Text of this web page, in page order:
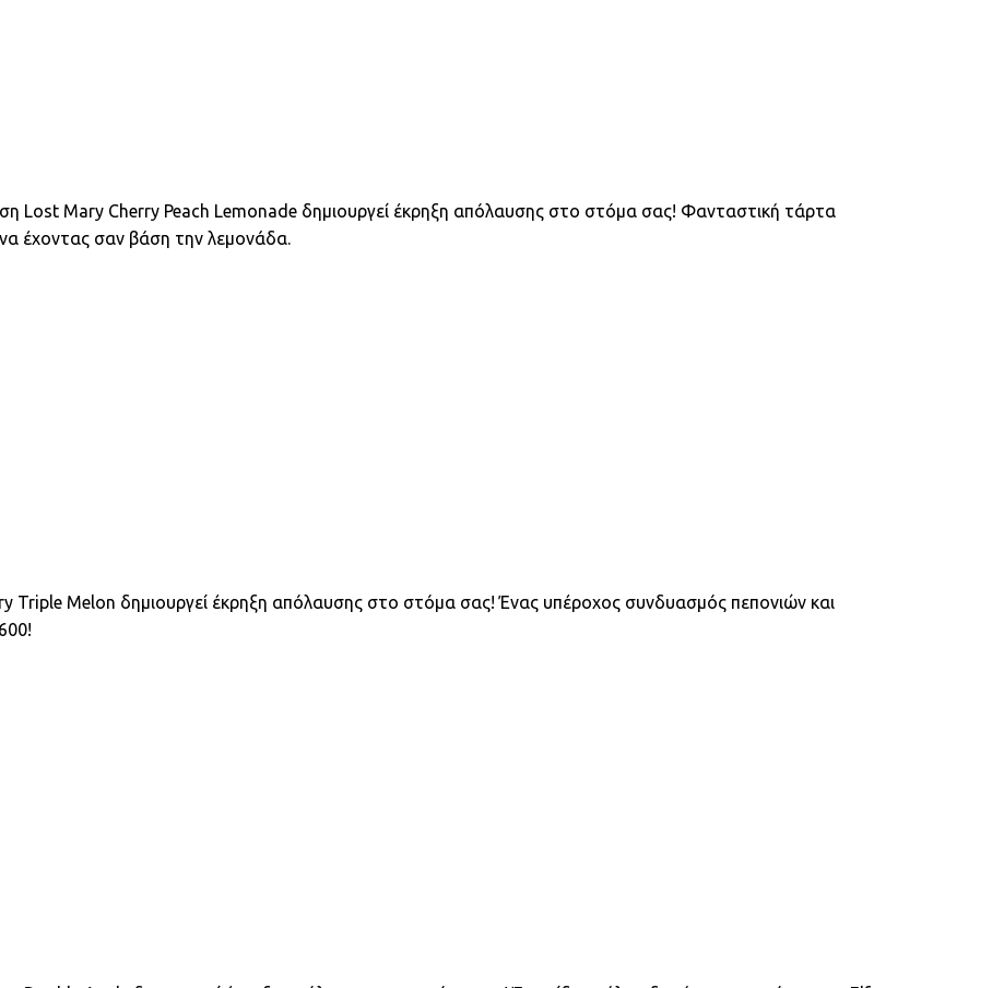
Lost Mary Cherry Peach Lemonade δημιουργεί έκρηξη απόλαυσης στο στόμα σας! Φανταστική τάρτα
έχοντας σαν βάση την λεμονάδα.
Melon δημιουργεί έκρηξη απόλαυσης στο στόμα σας! Ένας υπέροχος συνδυασμός πεπονιών και